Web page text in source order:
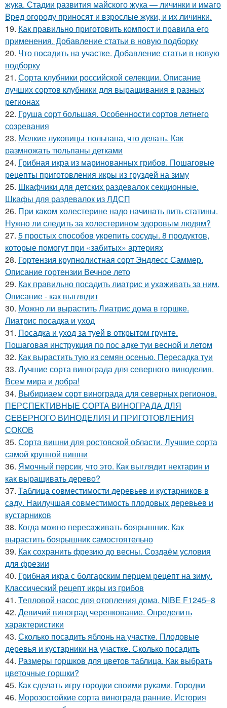
жука. Стадии развития майского жука — личинки и имаго
Вред огороду приносят и взрослые жуки, и их личинки.
19. Как правильно приготовить компост и правила его
применения. Добавление статьи в новую подборку
20. Что посадить на участке. Добавление статьи в новую
подборку
21. Сорта клубники российской селекции. Описание
лучших сортов клубники для выращивания в разных
регионах
22. Груша сорт большая. Особенности сортов летнего
созревания
23. Мелкие луковицы тюльпана, что делать. Как
размножать тюльпаны детками
24. Грибная икра из маринованных грибов. Пошаговые
рецепты приготовления икры из груздей на зиму
25. Шкафчики для детских раздевалок секционные.
Шкафы для раздевалок из ЛДСП
26. При каком холестерине надо начинать пить статины.
Нужно ли следить за холестерином здоровым людям?
27. 5 простых способов укрепить сосуды. 8 продуктов,
которые помогут при «забитых» артериях
28. Гортензия крупнолистная сорт Эндлесс Саммер.
Описание гортензии Вечное лето
29. Как правильно посадить лиатрис и ухаживать за ним.
Описание - как выглядит
30. Можно ли вырастить Лиатрис дома в горшке.
Лиатрис посадка и уход
31. Посадка и уход за туей в открытом грунте.
Пошаговая инструкция по пос адке туи весной и летом
32. Как вырастить тую из семян осенью. Пересадка туи
33. Лучшие сорта винограда для северного виноделия.
Всем мира и добра!
34. Выбириаем сорт винограда для северных регионов.
ПЕРСПЕКТИВНЫЕ СОРТА ВИНОГРАДА ДЛЯ
CЕВЕРНОГО ВИНОДЕЛИЯ И ПРИГОТОВЛЕНИЯ
СОКОВ
35. Сорта вишни для ростовской области. Лучшие сорта
самой крупной вишни
36. Ямочный персик, что это. Как выглядит нектарин и
как выращивать дерево?
37. Таблица совместимости деревьев и кустарников в
саду. Наилучшая совместимость плодовых деревьев и
кустарников
38. Когда можно пересаживать боярышник. Как
вырастить боярышник самостоятельно
39. Как сохранить фрезию до весны. Создаём условия
для фрезии
40. Грибная икра с болгарским перцем рецепт на зиму.
Классический рецепт икры из грибов
41. Тепловой насос для отопления дома. NIBE F1245–8
42. Девичий виноград черенкование. Определить
характеристики
43. Сколько посадить яблонь на участке. Плодовые
деревья и кустарники на участке. Сколько посадить
44. Размеры горшков для цветов таблица. Как выбрать
цветочные горшки?
45. Как сделать игру городки своими руками. Городки
46. Морозостойкие сорта винограда ранние. История